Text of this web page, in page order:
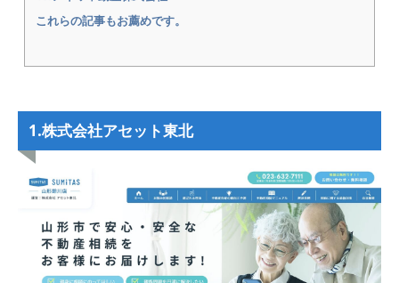
これらの記事もお薦めです。
1.株式会社アセット東北